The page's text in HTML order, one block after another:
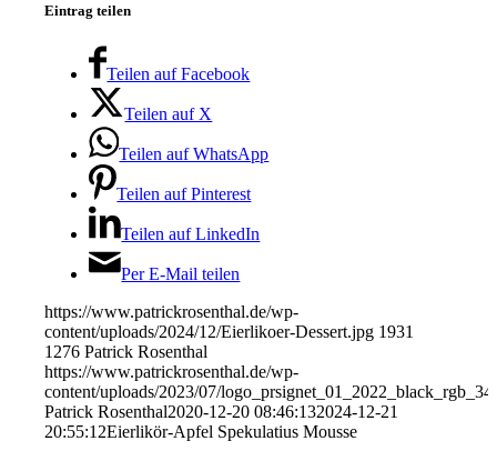
Eintrag teilen
Teilen auf Facebook
Teilen auf X
Teilen auf WhatsApp
Teilen auf Pinterest
Teilen auf LinkedIn
Per E-Mail teilen
https://www.patrickrosenthal.de/wp-
content/uploads/2024/12/Eierlikoer-Dessert.jpg 1931
1276 Patrick Rosenthal
https://www.patrickrosenthal.de/wp-
content/uploads/2023/07/
Patrick Rosenthal2020-12-20 08:46:132024-12-21
20:55:12Eierlikör-Apfel Spekulatius Mousse